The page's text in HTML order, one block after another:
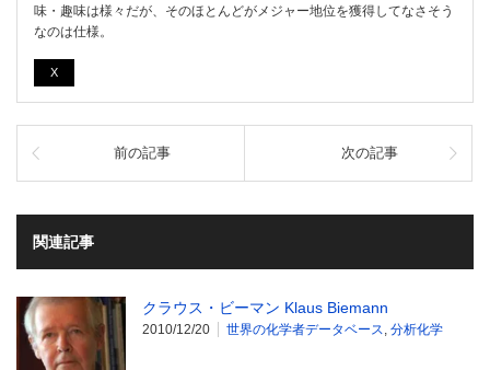
味・趣味は様々だが、そのほとんどがメジャー地位を獲得してなさそう
なのは仕様。
X
前の記事 次の記事
関連記事
クラウス・ビーマン Klaus Biemann
2010/12/20 世界の化学者データベース, 分析化学